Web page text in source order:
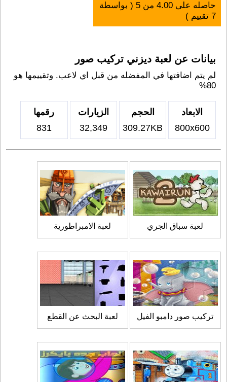
حاصله على4.00 من5 ( بواسطة
7 تقييم )
بيانات عن لعبة ديزني تركيب صور
لم يتم اضافتها في المفضله من قبل اي لاعب. وتقييمها هو
80%
الابعاد
800x600
الحجم
309.27KB
الزيارات
32,349
رقمها
831
لعبة سباق الجري لعبة الامبراطورية
تركيب صور دامبو الفيل لعبة البحث عن القطع